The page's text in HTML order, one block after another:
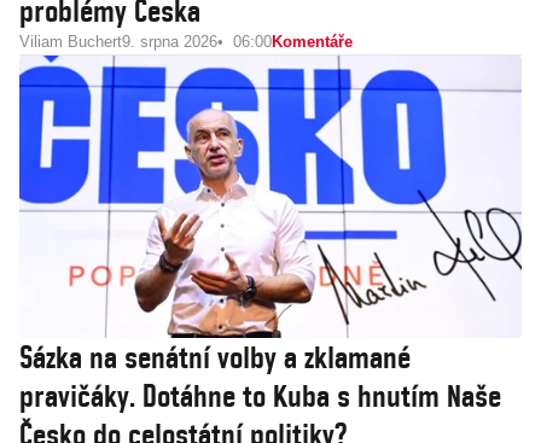
problémy Česka
Viliam Buchert9. srpna 2026 06:00Komentáře
Sázka na senátní volby a zklamané
pravičáky. Dotáhne to Kuba s hnutím Naše
Česko do celostátní politiky?